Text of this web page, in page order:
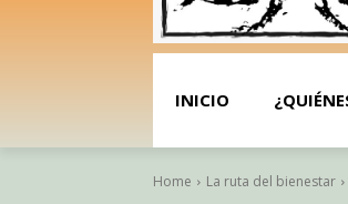
INICIO
Home La ruta del bienestar